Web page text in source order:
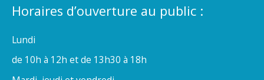
Horaires d’ouverture au public :
Lundi
de 10h à 12h et de 13h30 à 18h